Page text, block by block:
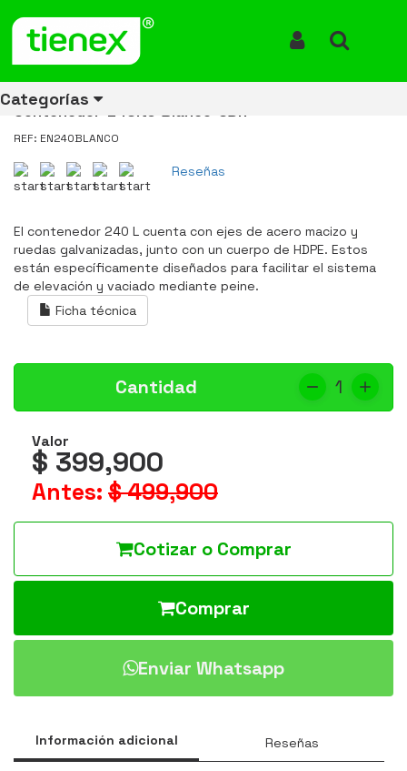
Categorías
Contenedor de Basura con Ruedas 240 Litros Blanco CDR
Contenedor de Basura con
Ruedas 240 Litros Blanco CDR
Contenedor-240lts-Blanco-CDR
REF: EN240BLANCO
Reseñas
El contenedor 240 L cuenta con ejes de acero macizo y
ruedas galvanizadas, junto con un cuerpo de HDPE. Estos
están específicamente diseñados para facilitar el sistema
de elevación y vaciado mediante peine.
Ficha técnica
Cantidad 1
Valor
$ 399,900
Antes: $ 499,900
Cotizar o Comprar
Comprar
Enviar Whatsapp
Información adicional Reseñas
Ver todos
ENERGÍA
Ver todos
CANECAS
DE
RECICLAJE
Ver todos
RUBBERMAID
Ver todos
EQUIPOS
DE
LIMPIEZA
Ver todos
MANEJO
DE
MATERIALES
Ver todos
AIRE
LIBRE
Ver todos
ACCESORIOS
PARA
BAÑOS